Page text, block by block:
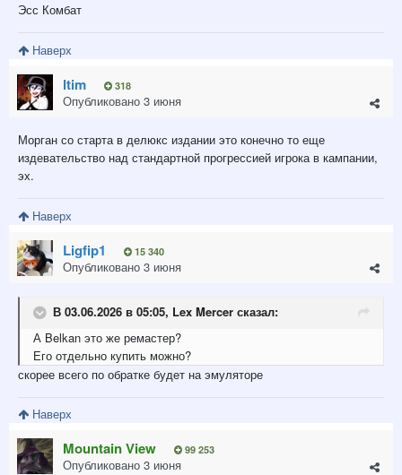
Эсс Комбат
Наверх
ltim 318
Опубликовано 3 июня
Морган со старта в делюкс издании это конечно то еще
издевательство над стандартной прогрессией игрока в кампании,
эх.
Наверх
Ligfip1 15 340
Опубликовано 3 июня
В 03.06.2026 в 05:05, Lex Mercer сказал:
А Belkan это же ремастер?
Его отдельно купить можно?
скорее всего по обратке будет на эмуляторе
Наверх
Mountain View 99 253
Опубликовано 3 июня